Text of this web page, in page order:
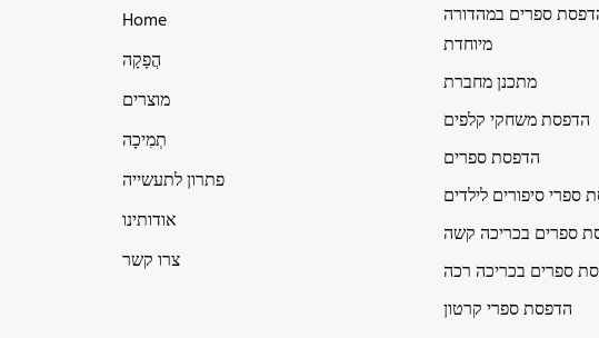
Home
הֲפָקָה
מוצרים
תְמִיכָה
פתרון לתעשייה
אודותינו
צרו קשר
ספרים במהדורה
מיוחדת
מתכנן מחברת
הדפסת משחקי קלפים
הדפסת ספרים
ספרי סיפורים לילדים
ספרים בכריכה קשה
ספרים בכריכה רכה
הדפסת ספרי קרטון